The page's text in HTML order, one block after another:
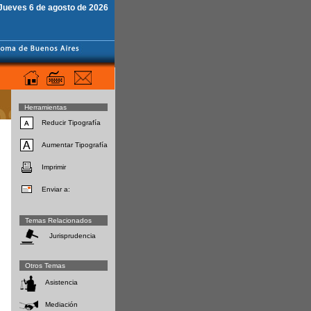
6 de agosto de 2026
Herramientas
Reducir Tipografía
Aumentar Tipografía
Imprimir
Enviar a:
Temas Relacionados
Jurisprudencia
Otros Temas
Asistencia
Mediación